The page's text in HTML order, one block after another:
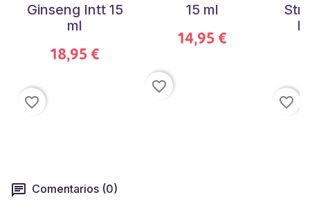
Ginseng Intt 15
ml
18,95 €
favorite_border
15 ml
14,95 €
favorite_border
favorite_border
Comentarios (0)